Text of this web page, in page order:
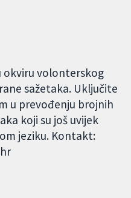
okviru volonterskog
sažetaka. Uključite
u prevođenju brojnih
koji su još uvijek
jeziku. Kontakt: